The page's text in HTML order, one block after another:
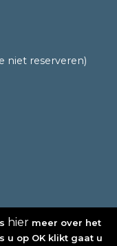
niet reserveren)
hiermeer over het
u op OK klikt gaat u